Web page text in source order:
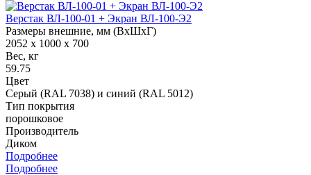
Верстак ВЛ-100-01 + Экран ВЛ-100-Э2
Размеры внешние, мм (ВхШхГ)
2052 x 1000 x 700
Вес, кг
59.75
Цвет
Серый (RAL 7038) и синий (RAL 5012)
Тип покрытия
порошковое
Производитель
Диком
Подробнее
Подробнее